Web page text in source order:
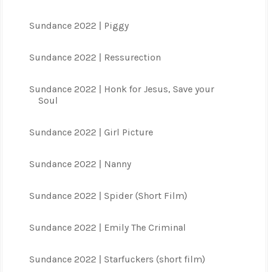
Sundance 2022 | Piggy
Sundance 2022 | Ressurection
Sundance 2022 | Honk for Jesus, Save your
Soul
Sundance 2022 | Girl Picture
Sundance 2022 | Nanny
Sundance 2022 | Spider (Short Film)
Sundance 2022 | Emily The Criminal
Sundance 2022 | Starfuckers (short film)